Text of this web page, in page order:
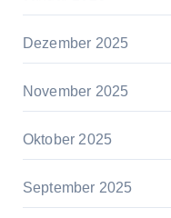
Dezember 2025
November 2025
Oktober 2025
September 2025